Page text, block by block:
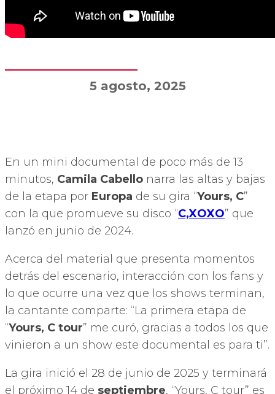
5 agosto, 2025
En un mini documental de poco más de 13
minutos, Camila Cabello narra las altas y bajas
de la etapa por Europa de su gira “Yours, C”
con la que promueve su disco “C,XOXO” que
lanzó en junio de 2024.
Acerca del material que presenta momentos
detrás del escenario, interacción con los fans y
lo que ocurre una vez que los shows terminan,
la cantante comparte: “La primera etapa de
“Yours, C tour” me curó, gracias a todos los que
vinieron a un show este documental es para ti”.
La gira inició el 28 de junio de 2025 y terminará
el próximo 14 de septiembre, “Yours, C tour” es